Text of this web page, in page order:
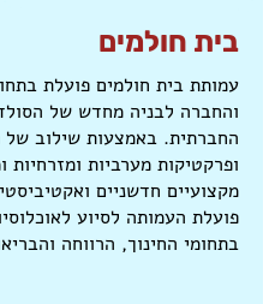
בית חולמים
עמותת בית חולמים פועלת
והחברה לבניה מחדש של
החברתית. באמצעות שילוב של
ופרקטיקות מערביות ומזרחיות
מקצועיים חדשניים
פועלת העמותה לסיוע
בתחומי החינוך, הרווחה